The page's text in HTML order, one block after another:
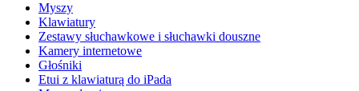
Myszy
Klawiatury
Zestawy słuchawkowe i słuchawki douszne
Kamery internetowe
Głośniki
Etui z klawiaturą do iPada